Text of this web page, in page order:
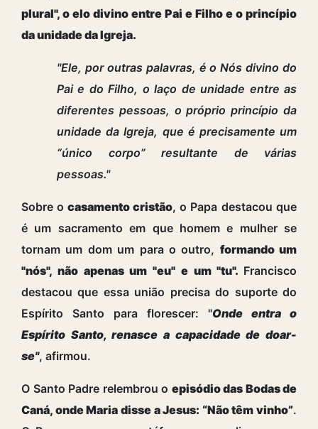
plural", o elo divino entre Pai e Filho e o princípio
da unidade da Igreja.
"Ele, por outras palavras, é o Nós divino do
Pai e do Filho, o laço de unidade entre as
diferentes pessoas, o próprio princípio da
unidade da Igreja, que é precisamente um
“único corpo” resultante de várias
pessoas."
Sobre o casamento cristão, o Papa destacou que
é um sacramento em que homem e mulher se
tornam um dom um para o outro, formando um
"nós", não apenas um "eu" e um "tu". Francisco
destacou que essa união precisa do suporte do
Espírito Santo para florescer: "Onde entra o
Espírito Santo, renasce a capacidade de doar-
se", afirmou.
O Santo Padre relembrou o episódio das Bodas de
Caná, onde Maria disse a Jesus: “Não têm vinho”.